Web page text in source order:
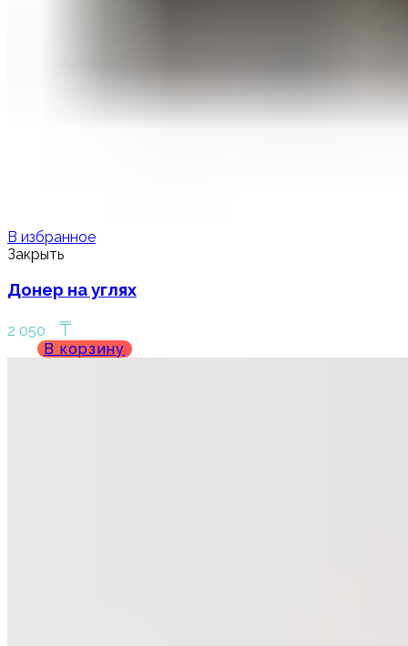
В избранное
Закрыть
Донер на углях
2 050 ₸
В корзину